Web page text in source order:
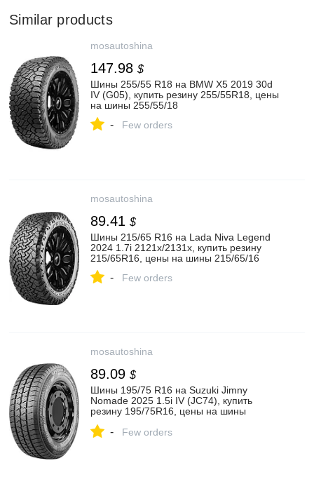
Similar products
mosautoshina
147.98 $
Шины 255/55 R18 на BMW X5 2019 30d
IV (G05), купить резину 255/55R18, цены
на шины 255/55/18
- Few orders
mosautoshina
89.41 $
Шины 215/65 R16 на Lada Niva Legend
2024 1.7i 2121x/2131x, купить резину
215/65R16, цены на шины 215/65/16
- Few orders
mosautoshina
89.09 $
Шины 195/75 R16 на Suzuki Jimny
Nomade 2025 1.5i IV (JC74), купить
резину 195/75R16, цены на шины
- Few orders